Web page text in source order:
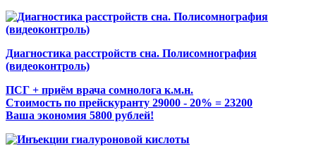
Диагностика расстройств сна. Полисомнография
(видеоконтроль)
ПСГ + приём врача сомнолога к.м.н.
Стоимость по прейскуранту 29000 - 20% = 23200
Ваша экономия 5800 рублей!